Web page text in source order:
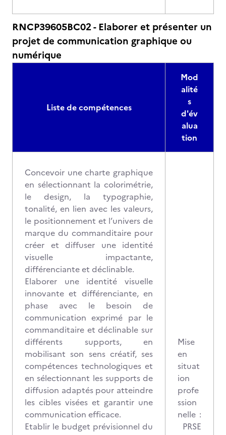
RNCP39605BC02 - Elaborer et présenter un
projet de communication graphique ou
numérique
Liste de compétences
Mod
alité
s
d'év
alua
tion
Concevoir une charte graphique
en sélectionnant la colorimétrie,
le design, la typographie,
tonalité, en lien avec les valeurs,
le positionnement et l’univers de
marque du commanditaire pour
créer et diffuser une identité
visuelle impactante,
différenciante et déclinable.
Elaborer une identité visuelle
innovante et différenciante, en
phase avec le besoin de
communication exprimé par le
commanditaire et déclinable sur
différents supports, en
mobilisant son sens créatif, ses
compétences technologiques et
en sélectionnant les supports de
diffusion adaptés pour atteindre
les cibles visées et garantir une
communication efficace.
Etablir le budget prévisionnel du
Mise
en
situat
ion
profe
ssion
nelle :
PRSE